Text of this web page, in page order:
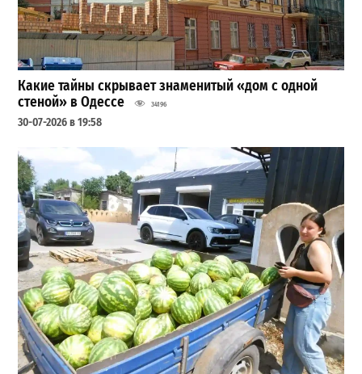
Какие тайны скрывает знаменитый «дом с одной
стеной» в Одессе
34196
30-07-2026 в 19:58